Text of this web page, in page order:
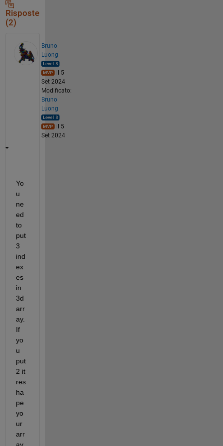
Risposte
(2)
Bruno
Luong
il 5
Set 2024
Modificato:
Bruno
Luong
il 5
Set 2024
Yo
u
ne
ed
to
put
3
ind
ex
es
in
3d
arr
ay.
If
yo
u
put
2 it
res
ha
pe
yo
ur
arr